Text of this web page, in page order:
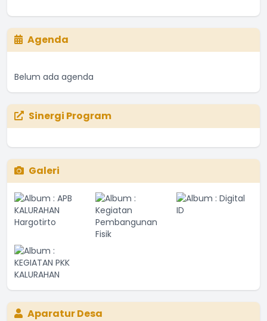
Agenda
Belum ada agenda
Sinergi Program
Galeri
Aparatur Desa